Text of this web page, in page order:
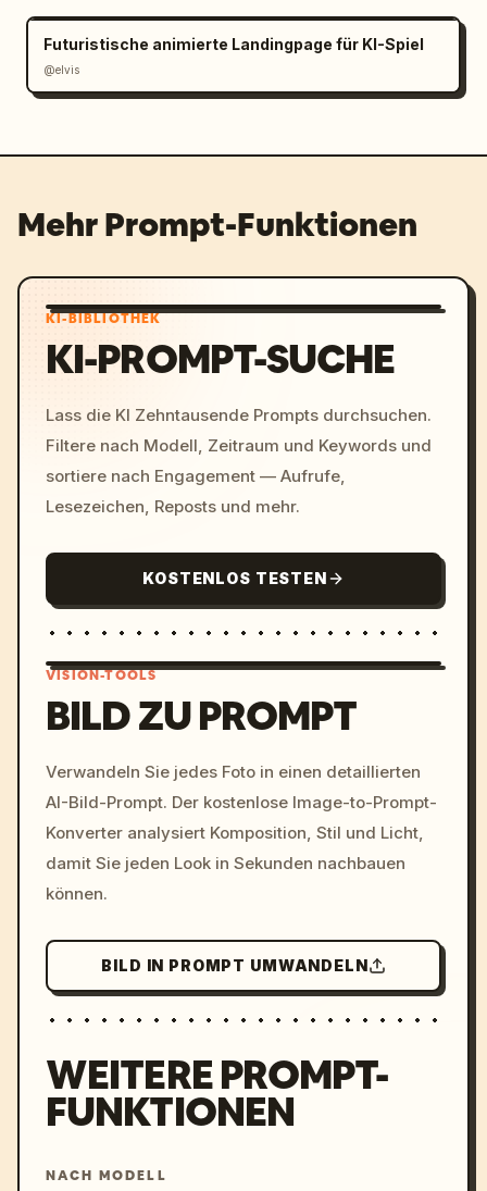
Futuristische animierte Landingpage für KI-Spiel
@elvis
Mehr Prompt-Funktionen
KI-BIBLIOTHEK
KI-PROMPT-SUCHE
Lass die KI Zehntausende Prompts durchsuchen.
Filtere nach Modell, Zeitraum und Keywords und
sortiere nach Engagement — Aufrufe,
Lesezeichen, Reposts und mehr.
KOSTENLOS TESTEN
c, cyberpunk sunset, neon
colors, 8k --v 6.0
VISION-TOOLS
BILD ZU PROMPT
Verwandeln Sie jedes Foto in einen detaillierten
AI-Bild-Prompt. Der kostenlose Image-to-Prompt-
Konverter analysiert Komposition, Stil und Licht,
damit Sie jeden Look in Sekunden nachbauen
können.
BILD IN PROMPT UMWANDELN
WEITERE PROMPT-
FUNKTIONEN
NACH MODELL